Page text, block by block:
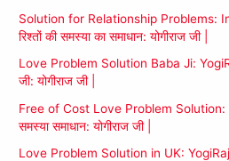
Solution for Relationship Problems:
रिश्तों की समस्या का समाधान: योगीराज जी |
Love Problem Solution Baba Ji:
जी: योगीराज जी |
Free of Cost Love Problem Solution:
समस्या समाधान: योगीराज जी |
Love Problem Solution in UK: YogiRaj